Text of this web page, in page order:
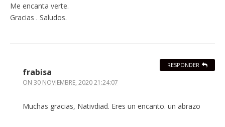
Me encanta verte.
Gracias . Saludos.
frabisa
ON 30 NOVIEMBRE, 2020 21:24:07
Muchas gracias, Nativdiad. Eres un encanto. un abrazo
RESPONDER